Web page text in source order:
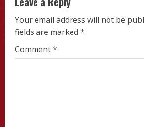
e
R
Your email address will not be
fields are marked *
Comment*